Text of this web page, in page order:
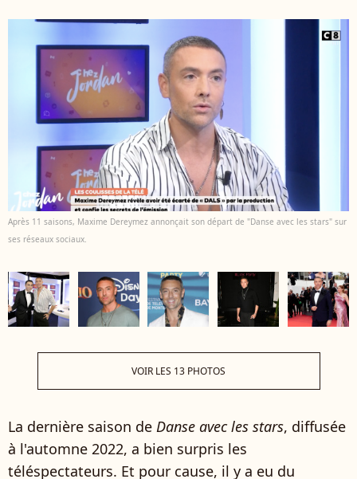
Après 11 saisons, Maxime Dereymez annonçait son départ de "Danse avec les stars" sur
ses réseaux sociaux.
VOIR LES 13 PHOTOS
La dernière saison de Danse avec les stars, diffusée
à l'automne 2022, a bien surpris les
téléspectateurs. Et pour cause, il y a eu du